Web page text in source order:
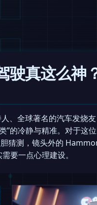
驶真这么神
、全球著名的汽车发烧
”的冷静与精准。对于这
猜测，镜头外的
要一点心理建设。